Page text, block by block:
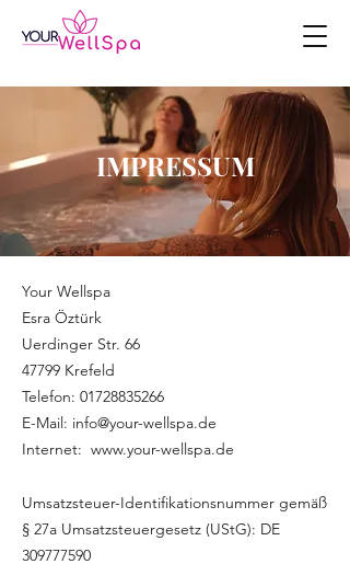
IMPRESSUM
Your Wellspa
Esra Öztürk
Uerdinger Str. 66
47799 Krefeld
Telefon: 01728835266
E-Mail: info@your-wellspa.de
Internet: www.your-wellspa.de
Umsatzsteuer-Identifikationsnummer gemäß
§ 27a Umsatzsteuergesetz (UStG): DE
309777590